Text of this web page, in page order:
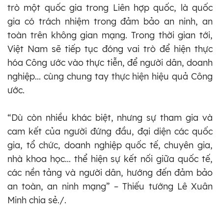
trò một quốc gia trong Liên hợp quốc, là quốc
gia có trách nhiệm trong đảm bảo an ninh, an
toàn trên không gian mạng. Trong thời gian tới,
Việt Nam sẽ tiếp tục đóng vai trò để hiện thực
hóa Công ước vào thực tiễn, để người dân, doanh
nghiệp... cùng chung tay thực hiện hiệu quả Công
ước.
“Dù còn nhiều khác biệt, nhưng sự tham gia và
cam kết của người đứng đầu, đại diện các quốc
gia, tổ chức, doanh nghiệp quốc tế, chuyên gia,
nhà khoa học... thể hiện sự kết nối giữa quốc tế,
các nền tảng và người dân, hướng đến đảm bảo
an toàn, an ninh mạng” – Thiếu tướng Lê Xuân
Minh chia sẻ./.